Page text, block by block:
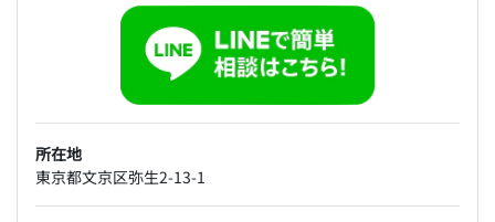
所在地
東京都文京区弥生2-13-1